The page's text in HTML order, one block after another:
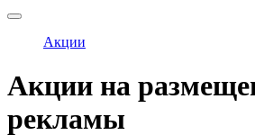
Акции
Акции на
рекламы